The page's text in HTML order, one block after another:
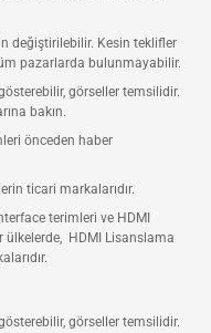
değiştirilebilir. Kesin teklifler
pazarlarda bulunmayabilir.
görseller temsilidir.
bakın.
önceden haber
ticari markalarıdır.
terimleri ve HDMI
ülkelerde, HDMI Lisanslama
görseller temsilidir.